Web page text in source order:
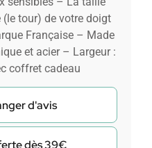
(le tour) de votre doigt
Française – Made
et acier – Largeur :
coffret cadeau
d'avis
dès 39€